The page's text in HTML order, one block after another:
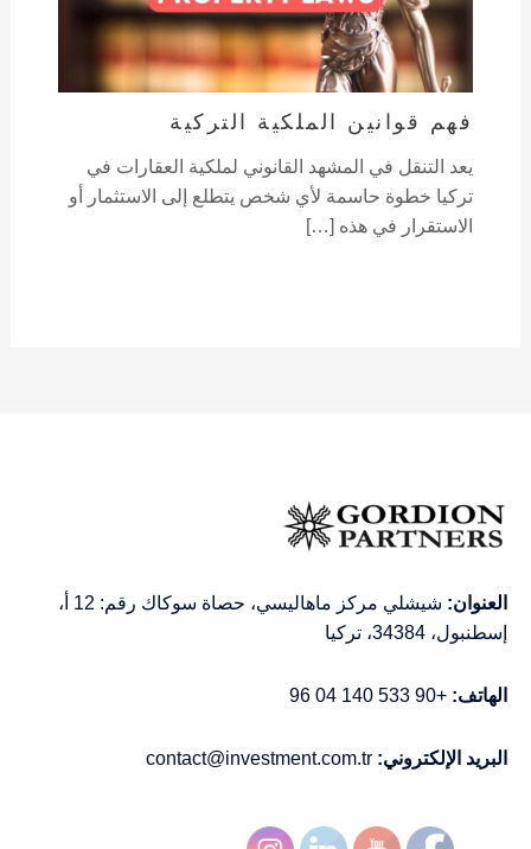
فهم قوانين الملكية التركية
يعد التنقل في المشهد القانوني لملكية العقارات في
تركيا خطوة حاسمة لأي شخص يتطلع إلى الاستثمار أو
الاستقرار في هذه […]
العنوان:
شيشلي مركز ماهاليسي، حصاة سوكاك رقم: 12 أ،
إسطنبول، 34384، تركيا
الهاتف: +90 533 140 04 96
البريد الإلكتروني: contact@investment.com.tr